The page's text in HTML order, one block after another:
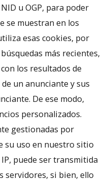
u OGP, para poder
se muestran en los
esas cookies, por
más recientes,
los resultados de
un anunciante y sus
De ese modo,
personalizados.
gestionadas por
su uso en nuestro sitio
puede ser transmitida
servidores, si bien, ello